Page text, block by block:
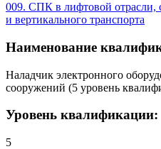
009. СПК в лифтовой отрасли,
и вертикального транспорта
Наименование
Наладчик электронного
сооружений (5 уровень
Уровень квалификации:
5